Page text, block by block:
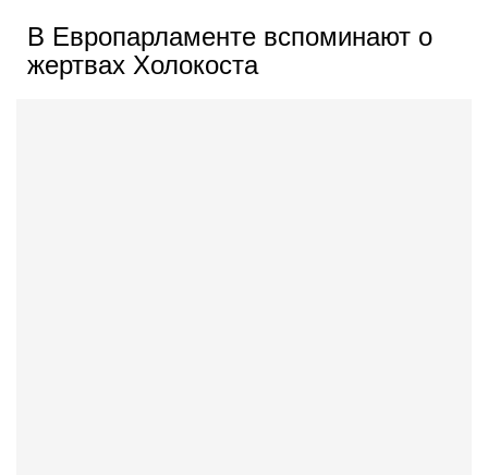
В Европарламенте вспоминают о
жертвах Холокоста